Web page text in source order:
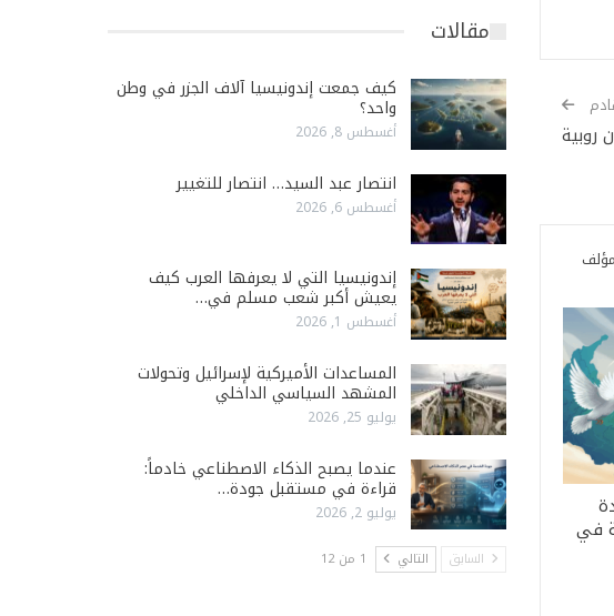
في
مقالات
كيف جمعت إندونيسيا آلاف الجزر في وطن
واحد؟
أغسطس 8, 2026
انتصار عبد السيد… انتصار للتغيير
أغسطس 6, 2026
إندونيسيا التي لا يعرفها العرب كيف
يعيش أكبر شعب مسلم في…
أغسطس 1, 2026
المساعدات الأميركية لإسرائيل وتحولات
المشهد السياسي الداخلي
يوليو 25, 2026
عندما يصبح الذكاء الاصطناعي خادماً:
قراءة في مستقبل جودة…
يوليو 2, 2026
السابق التالي 1 من 12